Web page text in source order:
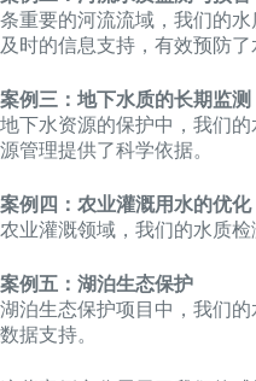
条重要的河流流域，我们的
及时的信息支持，有效预防了
案例三：地下水质的长期监测
地下水资源的保护中，我们
源管理提供了科学依据。
案例四：农业灌溉用水的优化
农业灌溉领域，我们的水质
案例五：湖泊生态保护
湖泊生态保护项目中，我们
数据支持。